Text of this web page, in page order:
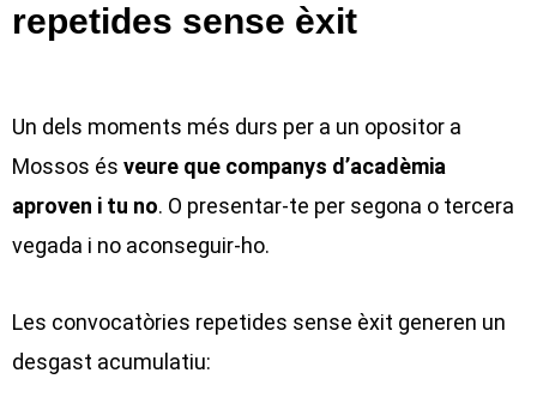
repetides sense èxit
Un dels moments més durs per a un opositor a
Mossos és veure que companys d’acadèmia
aproven i tu no. O presentar-te per segona o tercera
vegada i no aconseguir-ho.
Les convocatòries repetides sense èxit generen un
desgast acumulatiu: